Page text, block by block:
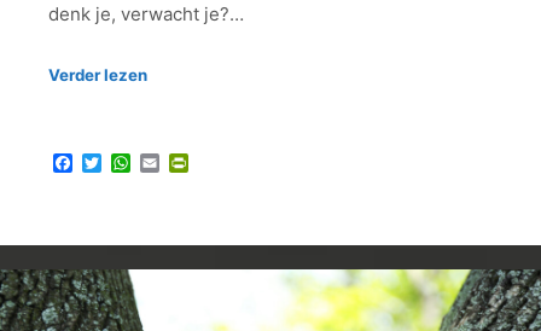
denk je, verwacht je?…
Verder lezen
Facebook
TwitterWhatsApp
Email